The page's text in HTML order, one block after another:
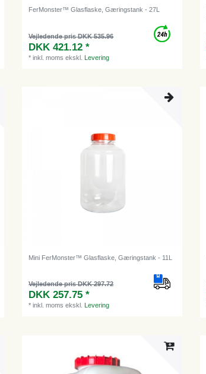
FerMonster™ Glasflaske, Gæringstank - 27L
Vejledende pris DKK 535.96
DKK 421.12 *
*inkl. moms ekskl. Levering
Mini FerMonster™ Glasflaske, Gæringstank - 11L
Vejledende pris DKK 297.72
DKK 257.75 *
*inkl. moms ekskl.Levering